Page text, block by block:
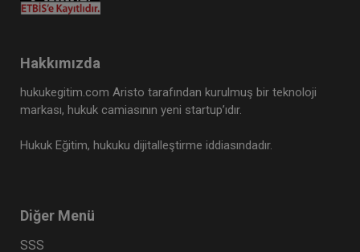
Hakkımızda
hukukegitim.com Aristo tarafından kurulmuş bir teknoloji
markası, hukuk camiasının yeni startup’ıdır.
Hukuk Eğitim, hukuku dijitalleştirme iddiasındadır.
Diğer Menü
SSS